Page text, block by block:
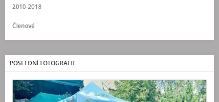
2010-2018
Členové
POSLEDNÍ FOTOGRAFIE